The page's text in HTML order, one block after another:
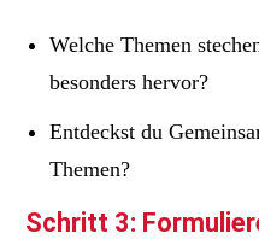
Welche Themen
besonders hervor?
Entdeckst du
Themen?
Schritt 3: